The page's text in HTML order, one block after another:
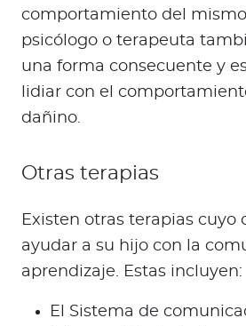
comportamiento del mismo
psicólogo o terapeuta
una forma consecuente y
lidiar con el
dañino.
Otras terapias
Existen otras terapias cuyo
ayudar a su hijo con la
aprendizaje. Estas incluyen:
El Sistema de